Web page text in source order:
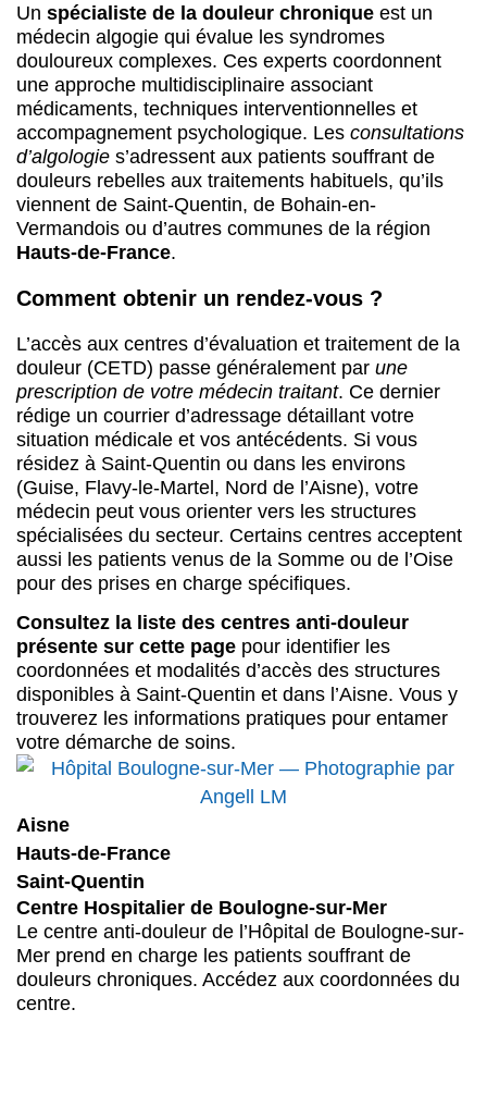
Un spécialiste de la douleur chronique est un
médecin algogie qui évalue les syndromes
douloureux complexes. Ces experts coordonnent
une approche multidisciplinaire associant
médicaments, techniques interventionnelles et
accompagnement psychologique. Les consultations
d’algologie s’adressent aux patients souffrant de
douleurs rebelles aux traitements habituels, qu’ils
viennent de Saint-Quentin, de Bohain-en-
Vermandois ou d’autres communes de la région
Hauts-de-France.
Comment obtenir un rendez-vous ?
L’accès aux centres d’évaluation et traitement de la
douleur (CETD) passe généralement par une
prescription de votre médecin traitant. Ce dernier
rédige un courrier d’adressage détaillant votre
situation médicale et vos antécédents. Si vous
résidez à Saint-Quentin ou dans les environs
(Guise, Flavy-le-Martel, Nord de l’Aisne), votre
médecin peut vous orienter vers les structures
spécialisées du secteur. Certains centres acceptent
aussi les patients venus de la Somme ou de l’Oise
pour des prises en charge spécifiques.
Consultez la liste des centres anti-douleur
présente sur cette page pour identifier les
coordonnées et modalités d’accès des structures
disponibles à Saint-Quentin et dans l’Aisne. Vous y
trouverez les informations pratiques pour entamer
votre démarche de soins.
Aisne
Hauts-de-France
Saint-Quentin
Centre Hospitalier de Boulogne-sur-Mer
Le centre anti-douleur de l’Hôpital de Boulogne-sur-
Mer prend en charge les patients souffrant de
douleurs chroniques. Accédez aux coordonnées du
centre.